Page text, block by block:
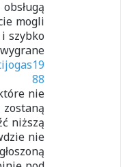
mogli
szybko
88
nie
niższą
nie